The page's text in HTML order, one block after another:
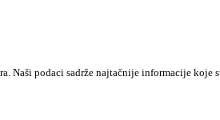
Naši podaci sadrže najtačnije informacije